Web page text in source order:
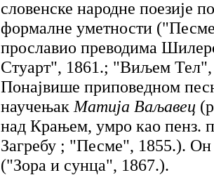
словенске народне поезије
формалне уметности
прославио преводима
Стуарт", 1861.; "Виљем
Понајвише приповедном
научењак Матија Ваљавец
над Крањем, умро као пенз.
Загребу ; "Песме", 1855.). Он
("Зора и сунца", 1867.).